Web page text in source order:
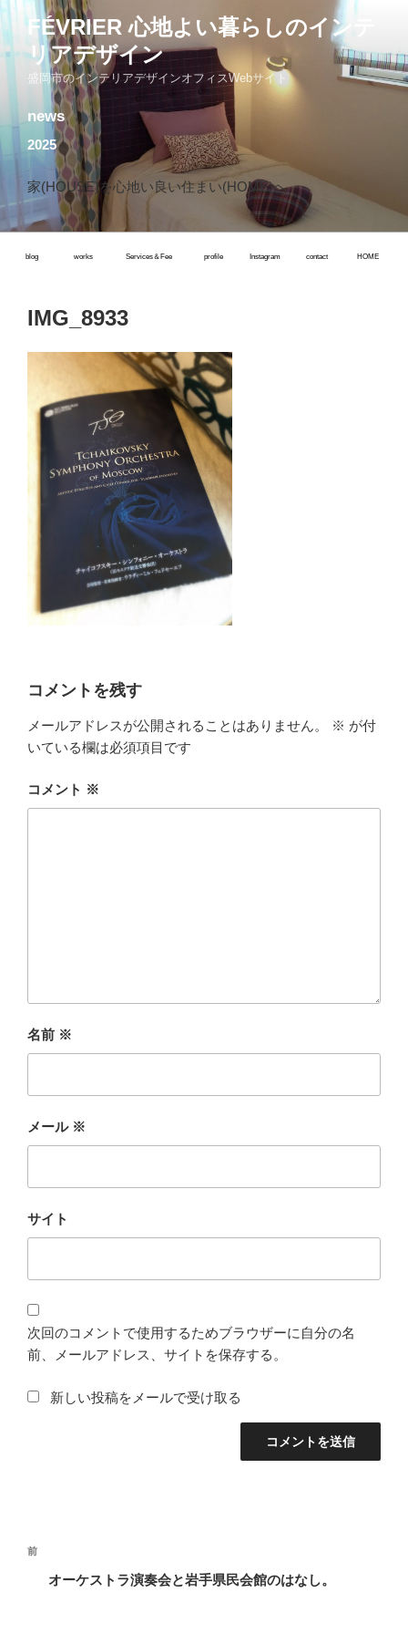
コ
ン
テ
プ
FÉVRIER 心地よい暮らしのインテ
リアデザイン
盛岡市のインテリアデザインオフィスWebサイト
news
2025
家(HOUSE)を心地い良い住まい(HOME)へ
blog works Services＆Fee profile Instagram contact HOME
IMG_8933
コメントを残す
メールアドレスが公開されることはありません。 ※ が付
いている欄は必須項目です
コメント ※
名前 ※
メール ※
サイト
次回のコメントで使用するためブラウザーに自分の名
前、メールアドレス、サイトを保存する。
新しい投稿をメールで受け取る
投
前
前
オーケストラ演奏会と岩手県民会館のはなし。